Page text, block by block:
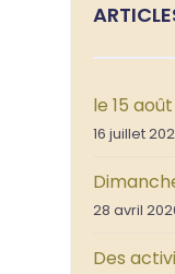
le 15
16 juillet
28 avril
Des